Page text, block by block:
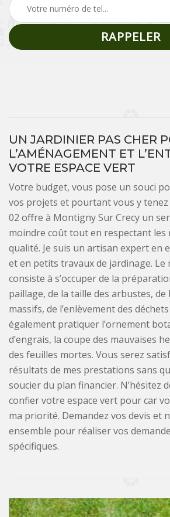
UN JARDINIER PAS CHER
L’AMÉNAGEMENT ET
VOTRE ESPACE VERT
Votre budget, vous pose un souci
vos projets et pourtant vous y
02 offre à Montigny Sur Crecy un
moindre coût tout en respectant les
qualité. Je suis un artisan expert en
et en petits travaux de jardinage.
consiste à s’occuper de la
paillage, de la taille des arbustes, de
massifs, de l’enlèvement des
également pratiquer l’ornement
d’engrais, la coupe des mauvaises
des feuilles mortes. Vous serez
résultats de mes prestations sans
soucier du plan financier. N’hésitez
confier votre espace vert pour car
ma priorité. Demandez vos devis et
ensemble pour réaliser vos
spécifiques.